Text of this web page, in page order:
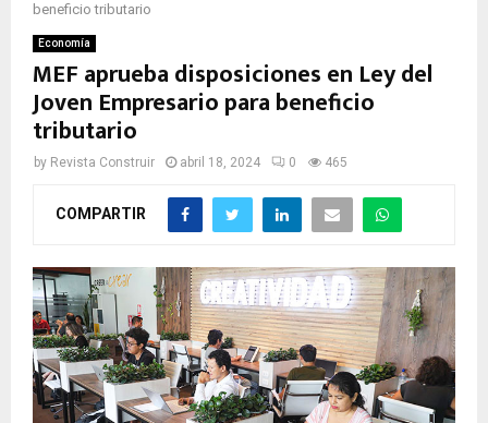
beneficio tributario
Economía
MEF aprueba disposiciones en Ley del
Joven Empresario para beneficio
tributario
by Revista Construir abril 18, 2024 0 465
COMPARTIR